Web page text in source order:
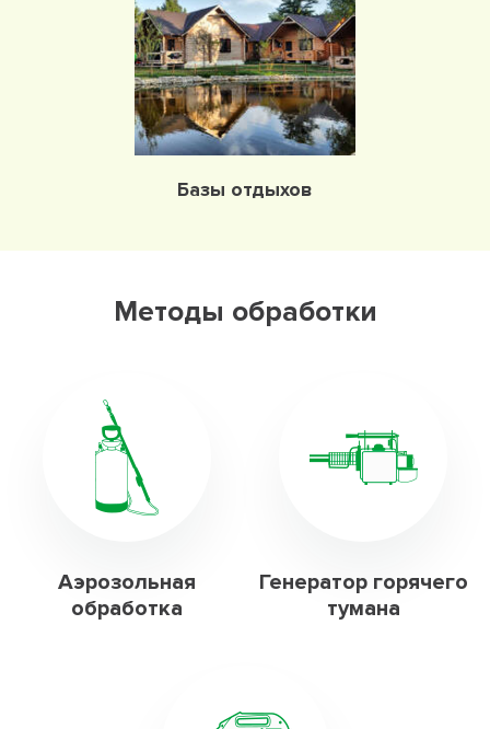
Базы отдыхов
Методы обработки
Аэрозольная
обработка
Генератор горячего
тумана